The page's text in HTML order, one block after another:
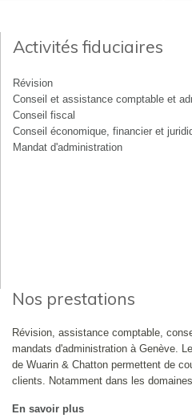
Activités fiduciaires
Révision
Conseil et assistance comptable et
Conseil fiscal
Conseil économique, financier et
Mandat d'administration
Nos prestations
Révision, assistance comptable,
mandats d'administration à Genève.
de Wuarin & Chatton permettent de
clients. Notamment dans les
En savoir plus